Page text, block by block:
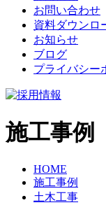
お問い合わせ
資料ダウンロ
お知らせ
ブログ
プライバシー
施工事例
HOME
施工事例
土木工事